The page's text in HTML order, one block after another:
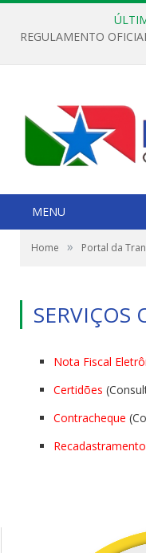
MENU
Home » Portal da
SERVIÇOS
Nota Fiscal
Certidões
Contracheque